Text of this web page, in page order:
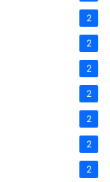
2
2
2
2
2
2
2